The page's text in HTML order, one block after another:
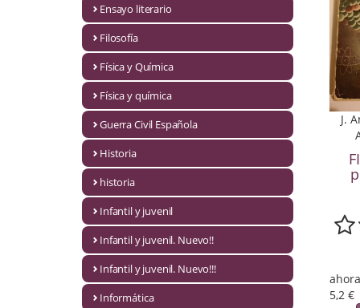
Ensayo literario
Guerra Civil Española
Ensayo literario
Filosofía
Física y Química
Física y química
Guerra Civil Española
Historia
historia
Infantil y juvenil
Infantil y juvenil. Nuevo!!
Infantil y juvenil. Nuevo!!!
Informática
J.
5,2 €